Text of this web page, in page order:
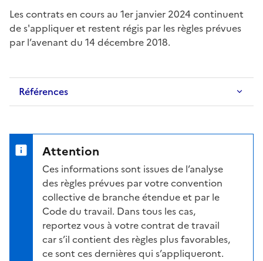
Les contrats en cours au 1er janvier 2024 continuent
de s'appliquer et restent régis par les règles prévues
par l’avenant du 14 décembre 2018.
Références
Attention
Ces informations sont issues de l’analyse
des règles prévues par votre convention
collective de branche étendue et par le
Code du travail. Dans tous les cas,
reportez vous à votre contrat de travail
car s’il contient des règles plus favorables,
ce sont ces dernières qui s’appliqueront.